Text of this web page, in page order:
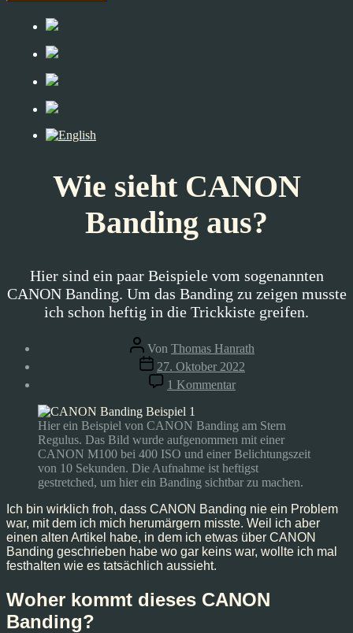
Wie sieht CANON
Banding aus?
Hier sind ein paar Beispiele vom sogenannten
CANON Banding. Um das Banding zu zeigen musste
ich schon heftig in die Trickkiste greifen.
Beitragsautor
Von Thomas Hanrath
Veröffentlichungsdatum
27. Oktober 2022
1 Kommentarzu
Wie
CANON
Banding
aus?
Hier ein Beispiel von CANON Banding am Stern
Regulus. Das Bild wurde aufgenommen mit einer
CANON M100 bei 400 ISO und einer Belichtungszeit
von 10 Sekunden. Die Aufnahme ist heftigst
gestretched, um hier ein Banding sichtbar zu machen.
Ich bin wirklich froh, dass CANON Banding nie ein Problem
war, mit dem ich mich herumärgern misste. Weil ich aber
einen alten Artikel habe, in dem ich etwas über CANON
Banding geschrieben habe wo gar keins war, wollte ich mal
festhalten wie es tatsächlich aussieht.
Woher kommt dieses CANON
Banding?